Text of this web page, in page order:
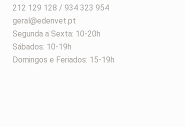
212 129 128 / 934 323 954
geral@edenvet.pt
Segunda a Sexta: 10-20h
Sábados: 10-19h
Domingos e Feriados: 15-19h